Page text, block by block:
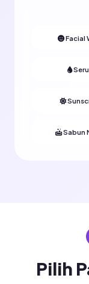
Facial
Sabun
Pilih